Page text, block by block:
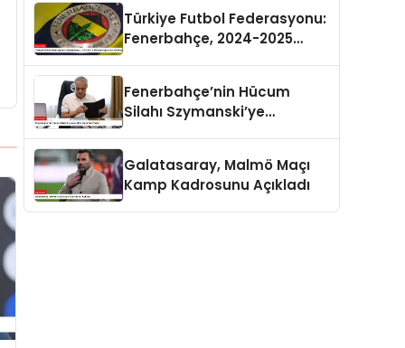
Türkiye Futbol Federasyonu:
Fenerbahçe, 2024-2025
Fenerbahçe’nin Hücum
Silahı Szymanski’ye
Galatasaray, Malmö Maçı
Kamp Kadrosunu Açıkladı